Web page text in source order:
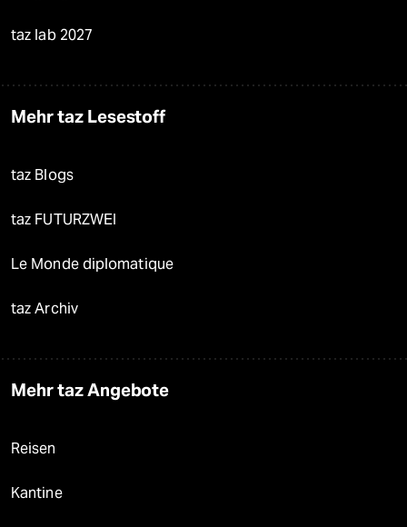
taz lab 2027
Mehr taz Lesestoff
taz Blogs
taz FUTURZWEI
Le Monde diplomatique
taz Archiv
Mehr taz Angebote
Reisen
Kantine